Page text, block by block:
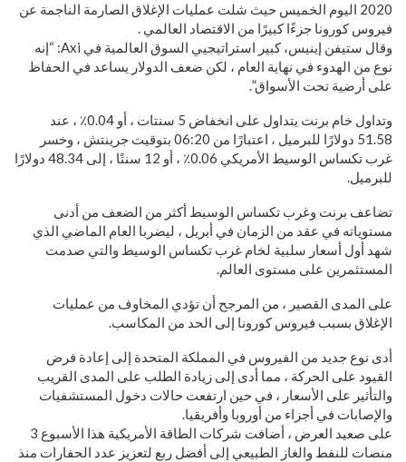
2020 اليوم الخميس حيث شلت عمليات الإغلاق الصارمة الناجمة عن
فيروس كورونا جزءًا كبيرًا من الاقتصاد العالمي .
وقال ستيفن إينيس، كبير استراتيجيي السوق العالمية في Axi: “إنه
نوع من الهدوء في نهاية العام ، لكن ضعف الدولار يساعد في الحفاظ
على أرضية تحت الأسواق”.
وتداول خام برنت يتداول على انخفاض 5 سنتات ، أو 0.04٪ ، عند
51.58 دولارًا للبرميل ، اعتبارًا من 06:20 بتوقيت جرينتش ، وخسر
غرب تكساس الوسيط الأمريكي 0.06٪ ، أو 12 سنتًا ، إلى 48.34 دولارًا
للبرميل.
تضاعف برنت وغرب تكساس الوسيط أكثر من الضعف من أدنى
مستوياته في عقد من الزمان في أبريل ، ليضربا العام الماضي الذي
شهد أول أسعار سلبية لخام غرب تكساس الوسيط والتي صدمت
المستثمرين على مستوى العالم.
على المدى القصير ، من المرجح أن تؤدي المخاوف من عمليات
الإغلاق بسبب فيروس كورونا إلى الحد من المكاسب.
أدى نوع جديد من الفيروس في المملكة المتحدة إلى إعادة فرض
القيود على الحركة ، مما أدى إلى زيادة الطلب على المدى القريب
والتأثير على الأسعار ، في حين ارتفعت حالات دخول المستشفيات
والإصابات في أجزاء من أوروبا وأفريقيا.
على صعيد العرض ، أضافت شركات الطاقة الأمريكية هذا الأسبوع 3
منصات للنفط والغاز الطبيعي إلى أفضل ربع لتعزيز عدد الحفارات منذ